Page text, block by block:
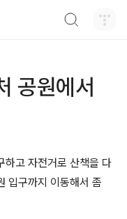
공원에서
하고 자전거로 산책을 다
입구까지 이동해서 좀